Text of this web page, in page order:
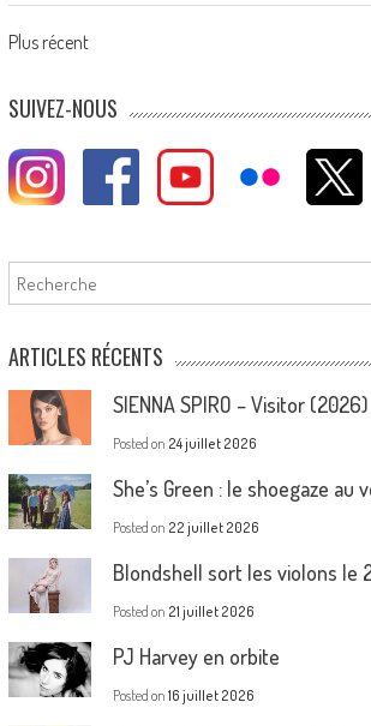
Posts
navigation
Plus récent
SUIVEZ-NOUS
Rechercher
ARTICLES RÉCENTS
SIENNA SPIRO – Visitor (2026)
Posted on 24 juillet 2026
She’s Green : le shoegaze au
Posted on 22 juillet 2026
Blondshell sort les violons le
Posted on 21 juillet 2026
PJ Harvey en orbite
Posted on 16 juillet 2026